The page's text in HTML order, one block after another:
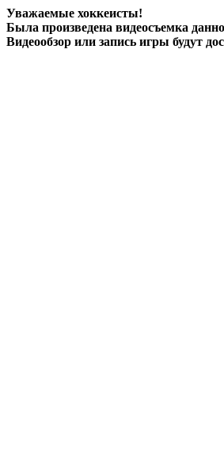
Уважаемые хоккеисты!
Была произведена видеосъемка
Видеообзор или запись игры будут